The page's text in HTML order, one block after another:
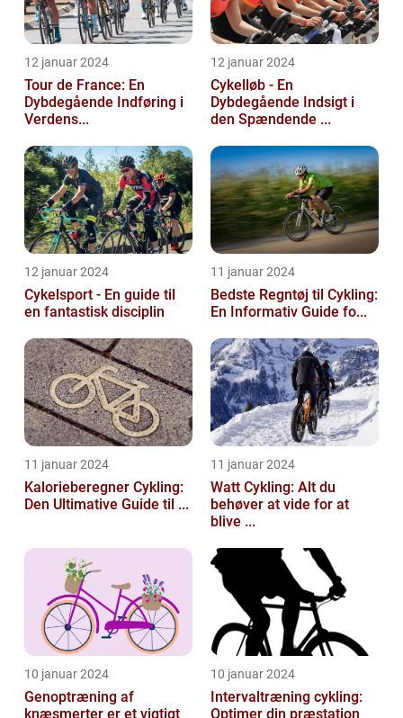
12 januar 2024
Tour de France: En
Dybdegående Indføring i
Verdens...
12 januar 2024
Cykelløb - En
Dybdegående Indsigt i
den Spændende ...
12 januar 2024
Cykelsport - En guide til
en fantastisk disciplin
11 januar 2024
Bedste Regntøj til Cykling:
En Informativ Guide fo...
11 januar 2024
Kalorieberegner Cykling:
Den Ultimative Guide til ...
11 januar 2024
Watt Cykling: Alt du
behøver at vide for at
blive ...
10 januar 2024
Genoptræning af
knæsmerter er et vigtigt
10 januar 2024
Intervaltræning cykling:
Optimer din præstation